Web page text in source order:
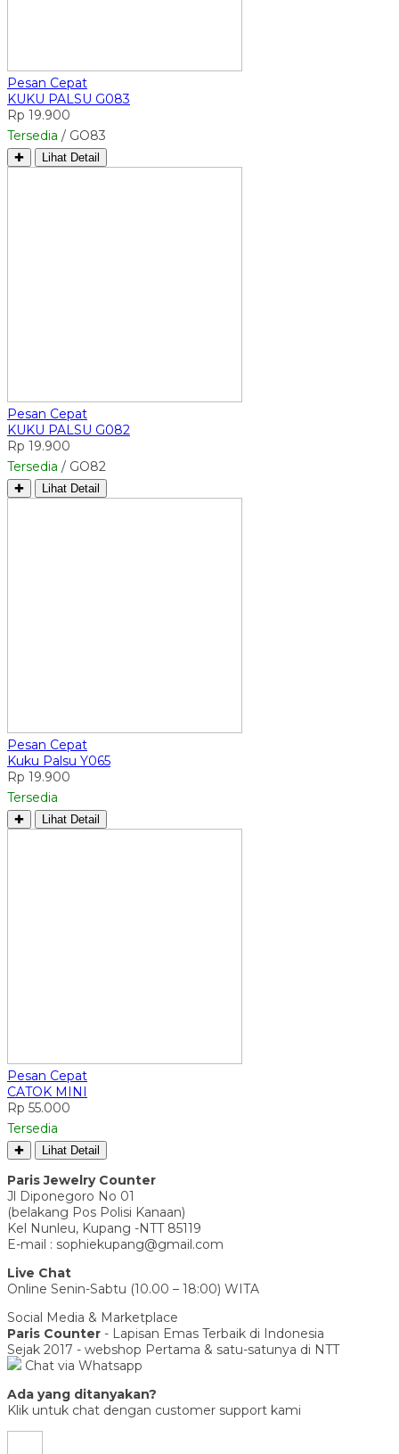
Pesan Cepat
KUKU PALSU G083
Rp 19.900
Tersedia / GO83
✚ Lihat Detail
Pesan Cepat
KUKU PALSU G082
Rp 19.900
Tersedia / GO82
✚ Lihat Detail
Pesan Cepat
Kuku Palsu Y065
Rp 19.900
Tersedia
✚ Lihat Detail
Pesan Cepat
CATOK MINI
Rp 55.000
Tersedia
✚ Lihat Detail
Paris Jewelry Counter
Jl Diponegoro No 01
(belakang Pos Polisi Kanaan)
Kel Nunleu, Kupang -NTT 85119
E-mail : sophiekupang@gmail.com
Live Chat
Online Senin-Sabtu (10.00 – 18:00) WITA
Social Media & Marketplace
Paris Counter - Lapisan Emas Terbaik di Indonesia
Sejak 2017 - webshop Pertama & satu-satunya di NTT
Chat via Whatsapp
Ada yang ditanyakan?
Klik untuk chat dengan customer support kami